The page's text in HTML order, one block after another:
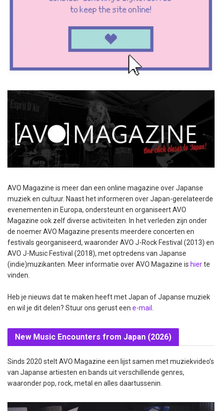
AVO Magazine is meer dan een online magazine over Japanse
muziek en cultuur. Naast het informeren over Japan-gerelateerde
evenementen in Europa, ondersteunt en organiseert AVO
Magazine ook zelf diverse activiteiten. In het verleden zijn onder
de noemer AVO Magazine presents meerdere concerten en
festivals georganiseerd, waaronder AVO J-Rock Festival (2013) en
AVO J-Music Festival (2018), met optredens van Japanse
(indie)muzikanten. Meer informatie over AVO Magazine is hierte
vinden.
Heb je nieuws dat te maken heeft met Japan of Japanse muziek
en wil je dit delen? Stuur ons gerust een e-mail
New Music Encounters from Japan (2026)
Sinds 2020 stelt AVO Magazine een lijst samen met muziekvideo’s
van Japanse artiesten en bands uit verschillende genres,
waaronder pop, rock, metal en alles daartussenin.